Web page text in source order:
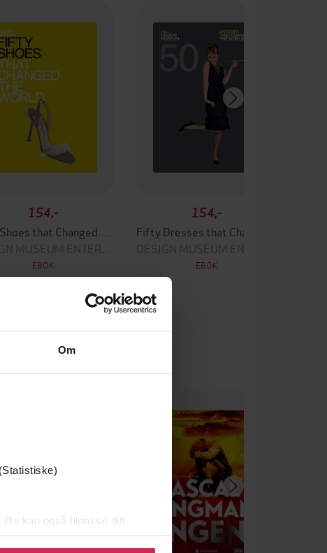
Om
kan også tilpasse ditt
eller endre ditt samtykke.
154,-
EBOK
154,-
EBOK